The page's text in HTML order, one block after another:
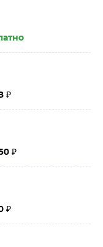
₽
₽
₽